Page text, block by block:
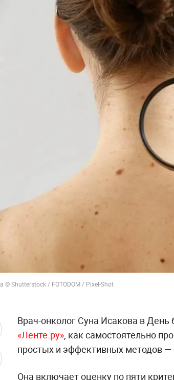
© Shutterstock / FOTODOM / Pixel-Shot
Врач-онколог Суна Исакова в
«Ленте.ру», как самостоятельно
простых и эффективных методов —
Она включает оценку по пяти